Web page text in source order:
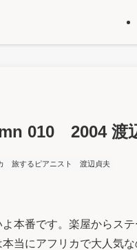
010 2004 渡
旅するピアニスト 渡辺貞夫
本番です。楽屋からス
当にアフリカで大人気